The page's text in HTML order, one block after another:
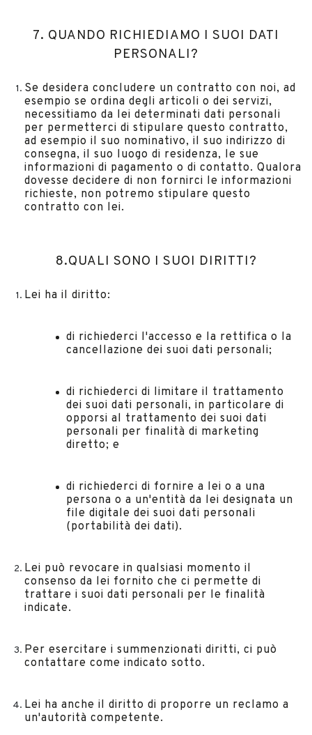
7. QUANDO RICHIEDIAMO I SUOI DATI
PERSONALI?
Se desidera concludere un contratto con noi, ad
esempio se ordina degli articoli o dei servizi,
necessitiamo da lei determinati dati personali
per permetterci di stipulare questo contratto,
ad esempio il suo nominativo, il suo indirizzo di
consegna, il suo luogo di residenza, le sue
informazioni di pagamento o di contatto. Qualora
dovesse decidere di non fornirci le informazioni
richieste, non potremo stipulare questo
contratto con lei.
8.QUALI SONO I SUOI DIRITTI?
Lei ha il diritto:
di richiederci l'accesso e la rettifica o la
cancellazione dei suoi dati personali;
di richiederci di limitare il trattamento
dei suoi dati personali, in particolare di
opporsi al trattamento dei suoi dati
personali per finalità di marketing
diretto; e
di richiederci di fornire a lei o a una
persona o a un'entità da lei designata un
file digitale dei suoi dati personali
(portabilità dei dati).
Lei può revocare in qualsiasi momento il
consenso da lei fornito che ci permette di
trattare i suoi dati personali per le finalità
indicate.
Per esercitare i summenzionati diritti, ci può
contattare come indicato sotto.
Lei ha anche il diritto di proporre un reclamo a
un'autorità competente.